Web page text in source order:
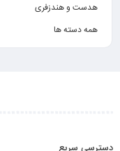
هدست و هندزفری
همه دسته ها